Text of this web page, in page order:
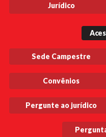
Jurídico
Sede Campestre
Convênios
Pergunte ao jurídico